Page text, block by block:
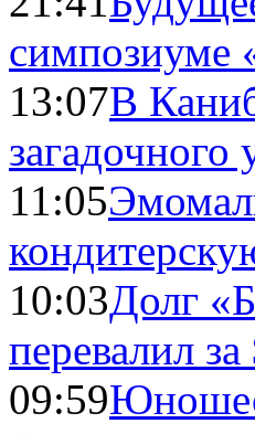
симпозиуме
13:07В
11:05
10:03Долг
перевалил
09:59